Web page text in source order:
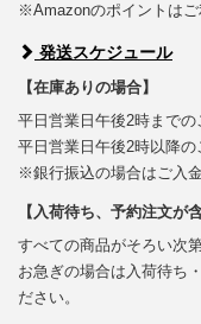
※Amazonのポイントはご
発送スケジュール
【在庫ありの場合】
平日営業日午後2時まで
平日営業日午後2時以降
※銀行振込の場合はご入
【入荷待ち、予約注文が
すべての商品がそろい次
お急ぎの場合は入荷待ち
ださい。